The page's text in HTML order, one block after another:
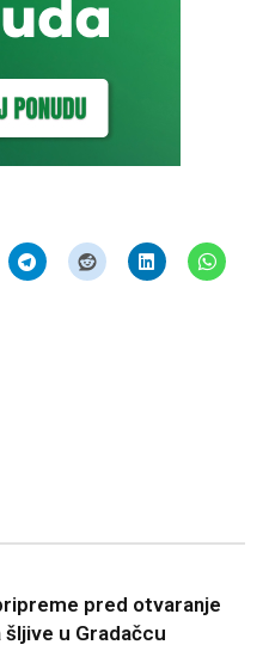
pred otvaranje
šljive u Gradačcu